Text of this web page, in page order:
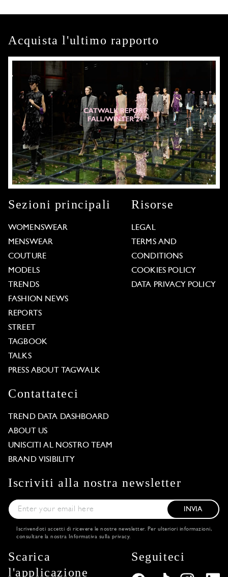
Acquista l'ultimo rapporto
Sezioni principali
WOMENSWEAR
MENSWEAR
COUTURE
MODELS
TRENDS
FASHION NEWS
REPORTS
STREET
TAGBOOK
TALKS
PRESS ABOUT TAGWALK
Risorse
LEGAL
TERMS AND
CONDITIONS
COOKIES POLICY
DATA PRIVACY POLICY
Contattateci
TREND DATA DASHBOARD
ABOUT US
UNISCITI AL NOSTRO TEAM
BRAND VISIBILITY
Iscriviti alla nostra newsletter
INVIA
Iscrivendoti accetti di ricevere le nostre newsletter. Per ulteriori informazioni,
consultare la nostra Informativa sulla privacy.
Scarica
l'applicazione
Seguiteci